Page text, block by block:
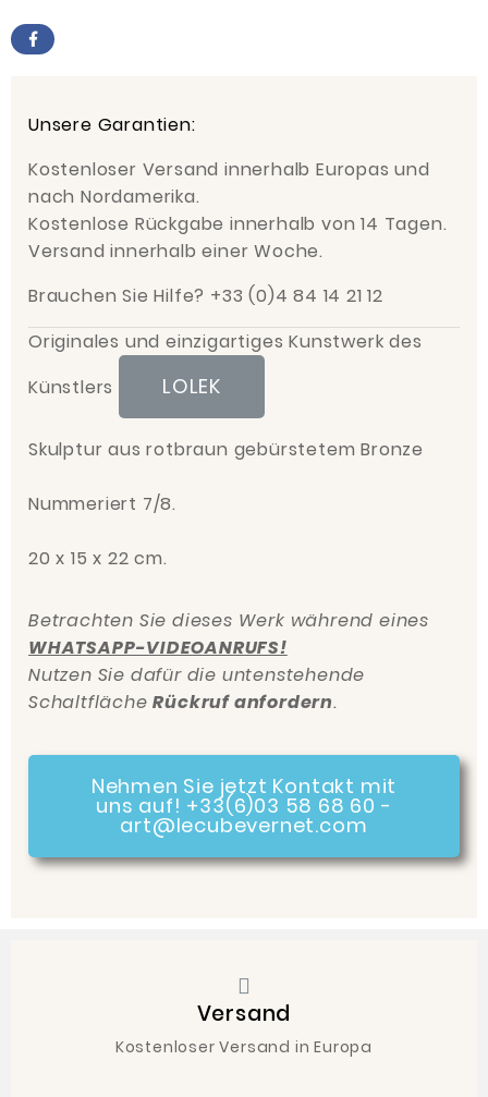
Unsere Garantien:
Kostenloser Versand innerhalb Europas und
nach Nordamerika.
Kostenlose Rückgabe innerhalb von 14 Tagen.
Versand innerhalb einer Woche.
Brauchen Sie Hilfe? +33 (0)4 84 14 21 12
Originales und einzigartiges Kunstwerk des
Künstlers
LOLEK
Skulptur aus rotbraun gebürstetem Bronze
Nummeriert 7/8.
20 x 15 x 22 cm.
Betrachten Sie dieses Werk während eines
WHATSAPP-VIDEOANRUFS!
Nutzen Sie dafür die untenstehende
SchaltflächeRückruf anfordern.
Nehmen Sie jetzt Kontakt mit
uns auf! +33(6)03 58 68 60 -
art@lecubevernet.com
Versand
Kostenloser Versand in Europa